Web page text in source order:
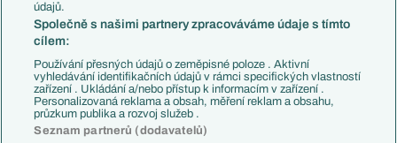
C-M@ster 25.12.2018 17:54
Asi ti projedu prdel smetákem a pak si breč po metoo...
Reagovat
smazaný uživatel 25.12.2018
ty se taky zklidni uz
údajů.
Společně s našimi partnery zpracováváme údaje s tímto
cílem:
Používání přesných údajů o zeměpisné poloze . Aktivní
vyhledávání identifikačních údajů v rámci specifických vlastností
zařízení . Ukládání a/nebo přístup k informacím v zařízení .
Personalizovaná reklama a obsah, měření reklam a obsahu,
průzkum publika a rozvoj služeb .
Seznam partnerů (dodavatelů)